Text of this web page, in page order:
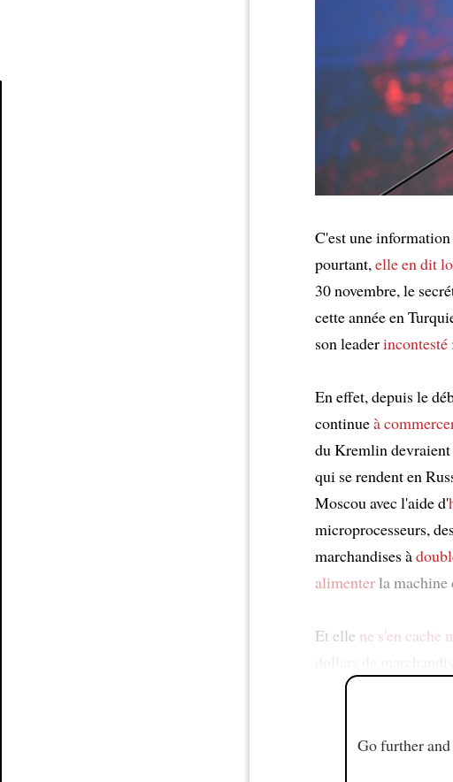
C'est une information
pourtant, elle en dit
30 novembre, le
cette année en
son leaderincontesté
En effet, depuis le
continueà
du Kremlin devraient
qui se rendent en
Moscou avec l'aide d'
microprocesseurs,
marchandises à
alimenterla
Et elle ne s'en cache
Go further